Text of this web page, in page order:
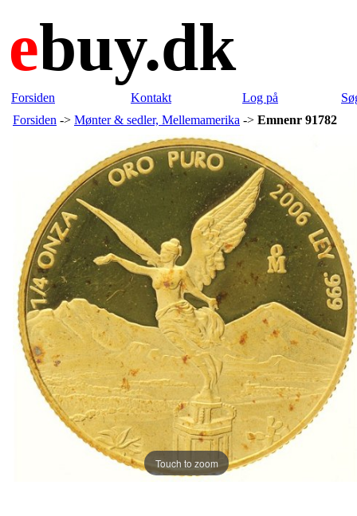
ebuy.dk
Forsiden Kontakt Log på
Forsiden -> Mønter & sedler, Mellemamerika -> Emnenr 91782
Touch to zoom